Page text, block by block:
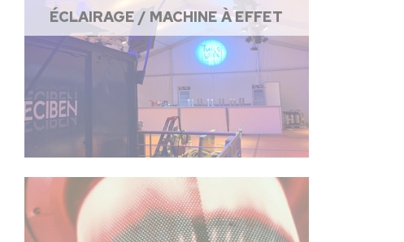
ÉCLAIRAGE / MACHINE À EFFET